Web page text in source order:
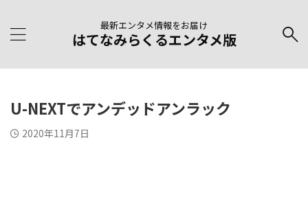
最新エンタメ情報をお届け
はてなみらくるエンタメ版
U-NEXTでアンデッドアンラック
2020年11月7日